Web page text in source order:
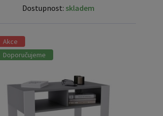
Dostupnost: skladem
Akce
Doporučujeme